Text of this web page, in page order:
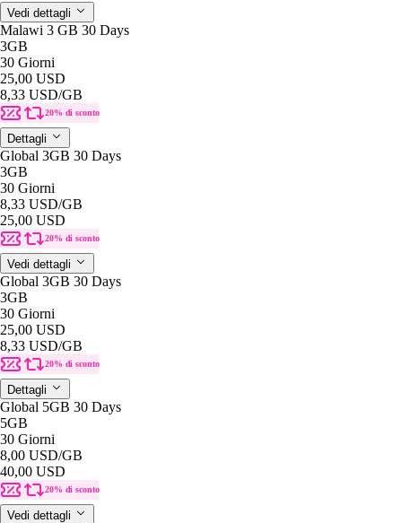
Vedi dettagli
Malawi 3 GB 30 Days
3GB
30 Giorni
25,00 USD
8,33 USD/GB
20% di sconto
Dettagli
Global 3GB 30 Days
3GB
30 Giorni
8,33 USD/GB
25,00 USD
20% di sconto
Vedi dettagli
Global 3GB 30 Days
3GB
30 Giorni
25,00 USD
8,33 USD/GB
20% di sconto
Dettagli
Global 5GB 30 Days
5GB
30 Giorni
8,00 USD/GB
40,00 USD
20% di sconto
Vedi dettagli